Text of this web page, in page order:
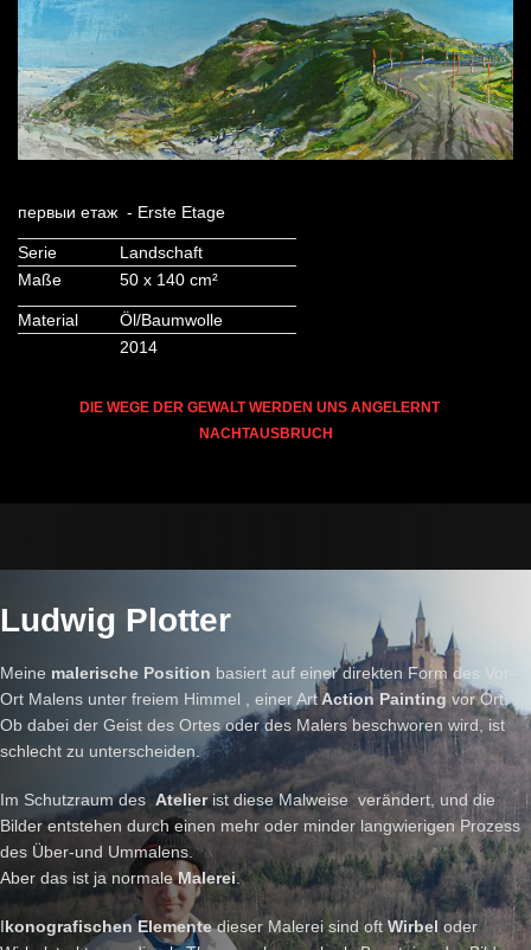
первыи етаж - Erste Etage
Serie
Landschaft
Maße
50 x 140 cm²
Material
Öl/Baumwolle
2014
DIE WEGE DER GEWALT WERDEN UNS ANGELERNT
NACHTAUSBRUCH
Ludwig Plotter
Meine malerische Position basiert auf einer direkten Form des Vor-
Ort Malens unter freiem Himmel , einer ArtAction Painting vor Ort.
Ob dabei der Geist des Ortes oder des Malers beschworen wird, ist
schlecht zu unterscheiden.
Im Schutzraum des Atelierist diese Malweise verändert, und die
Bilder entstehen durch einen mehr oder minder langwierigen Prozess
des Über-und Ummalens.
Aber das ist ja normaleMalerei.
Ikonografischen Elementedieser Malerei sind oftWirbel oder